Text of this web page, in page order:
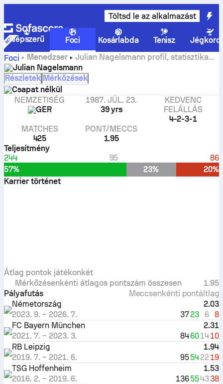
Töltsd le az alkalmazást
Népszerű Foci Kosárlabda Tenisz
Foci
Menedzser
Julian Nagelsmann profil, statisztika
és karrierelőzmény
Julian Nagelsmann
Részletek Mérkőzések
Csapat nélkül
NEMZETISÉG
GER
1987. JÚL. 23.
39 yrs
KEDVENC
FELÁLLÁS
4-2-3-1
MATCHES
425
PONT/MECCS
1.95
Teljesítmény
244
95
86
57%
23%
20%
Karrier történet
Átlag pontok játékonkét
Mérkőzésenkénti átlagos pontszám összesen
1.95
Pályafutás
Meccsenkénti pontáltlag
Németország
2.03
2023. 9. – 2026. 7. 3723 6 8
FC Bayern München
2.31
2021. 7. – 2023. 3. 84601410
RB Leipzig
1.94
2019. 7. – 2021. 6. 95542219
TSG Hoffenheim
1.53
2016. 2. – 2019. 6. 136554338